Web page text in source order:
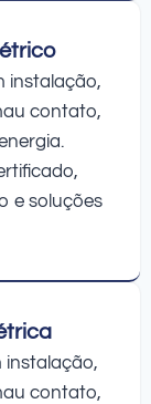
instalação,
contato,
e soluções
instalação,
contato,